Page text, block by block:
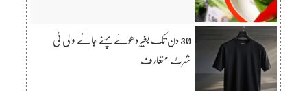
30 دن تک بغیر دھوئے پہنے جانے والی ٹی
شرٹ متعارف